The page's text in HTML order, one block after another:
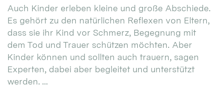
Auch Kinder erleben kleine und große Abschiede.
Es gehört zu den natürlichen Reflexen von Eltern,
dass sie ihr Kind vor Schmerz, Begegnung mit
dem Tod und Trauer schützen möchten. Aber
Kinder können und sollten auch trauern, sagen
Experten, dabei aber begleitet und unterstützt
werden. ...